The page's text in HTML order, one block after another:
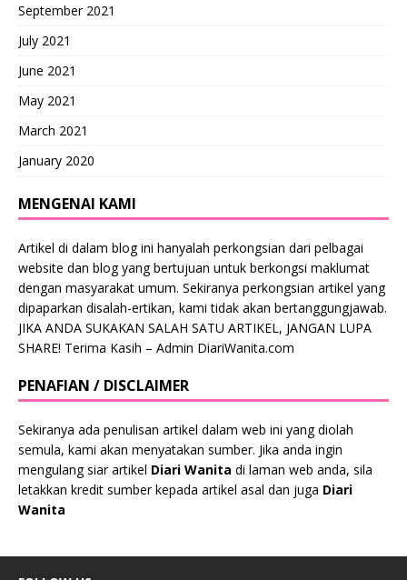
September 2021
July 2021
June 2021
May 2021
March 2021
January 2020
MENGENAI KAMI
Artikel di dalam blog ini hanyalah perkongsian dari pelbagai
website dan blog yang bertujuan untuk berkongsi maklumat
dengan masyarakat umum. Sekiranya perkongsian artikel yang
dipaparkan disalah-ertikan, kami tidak akan bertanggungjawab.
JIKA ANDA SUKAKAN SALAH SATU ARTIKEL, JANGAN LUPA
SHARE! Terima Kasih – Admin DiariWanita.com
PENAFIAN / DISCLAIMER
Sekiranya ada penulisan artikel dalam web ini yang diolah
semula, kami akan menyatakan sumber. Jika anda ingin
mengulang siar artikel Diari Wanita di laman web anda, sila
letakkan kredit sumber kepada artikel asal dan juga Diari
Wanita